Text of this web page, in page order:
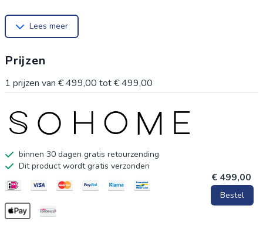
Lees meer
Prijzen
1 prijzen van € 499,00 tot€ 499,00
binnen 30 dagen gratis retourzending
Dit product wordt gratis verzonden
€ 499,00
Bestel